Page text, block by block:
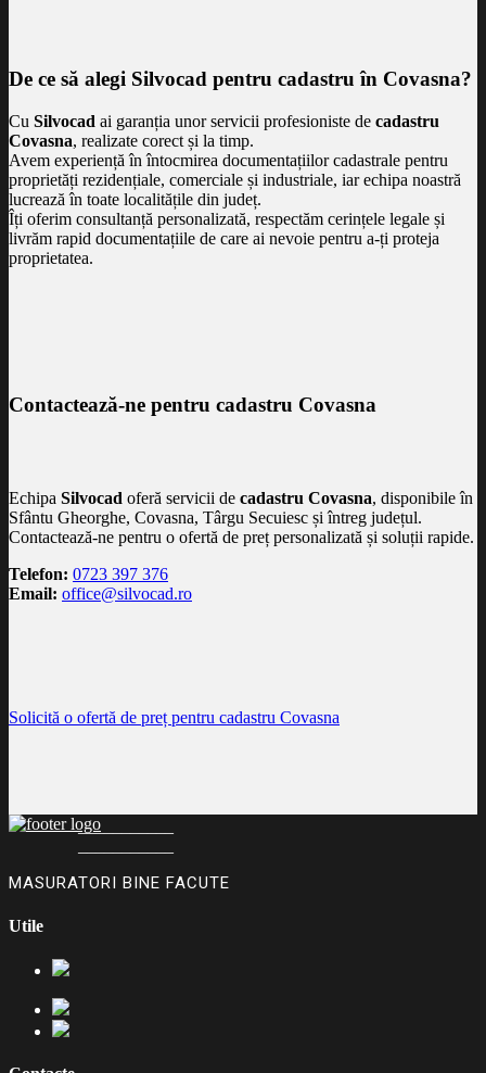
De ce să alegi Silvocad pentru cadastru în Covasna?
Cu Silvocad ai garanția unor servicii profesioniste de cadastru
Covasna, realizate corect și la timp.
Avem experiență în întocmirea documentațiilor cadastrale pentru
proprietăți rezidențiale, comerciale și industriale, iar echipa noastră
lucrează în toate localitățile din județ.
Îți oferim consultanță personalizată, respectăm cerințele legale și
livrăm rapid documentațiile de care ai nevoie pentru a-ți proteja
proprietatea.
Contactează-ne pentru cadastru Covasna
Echipa Silvocad oferă servicii de cadastru Covasna, disponibile în
Sfântu Gheorghe, Covasna, Târgu Secuiesc și întreg județul.
Contactează-ne pentru o ofertă de preț personalizată și soluții rapide.
Telefon: 0723 397 376
Email: office@silvocad.ro
Solicită o ofertă de preț pentru cadastru Covasna
___________
MASURATORI BINE FACUTE
Utile